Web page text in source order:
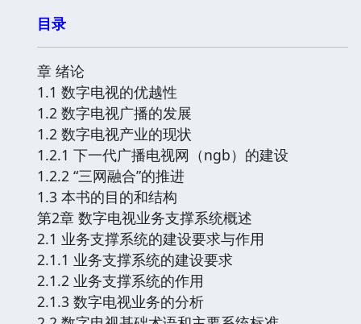
目录
章 绪论
1.1 数字电视的优越性
1.2 数字电视广播的发展
1.2 数字电视产业的现状
1.2.1 下一代广播电视网（ngb）的建设
1.2.2 “三网融合”的推进
1.3 本书的目的和结构
第2章 数字电视业务支撑系统概述
2.1 业务支撑系统的建设要求与作用
2.1.1 业务支撑系统的建设要求
2.1.2 业务支撑系统的作用
2.1.3 数字电视业务的分析